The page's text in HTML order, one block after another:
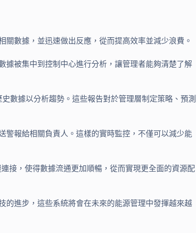
數據，並迅速做出反應，從而提高效率並減少浪費。
據被集中到控制中心進行分析，讓管理者能夠清楚了解
數據以分析趨勢。這些報告對於管理層制定策略、預測
警報給相關負責人。這樣的實時監控，不僅可以減少能
接，使得數據流通更加順暢，從而實現更全面的資源配
的進步，這些系統將會在未來的能源管理中發揮越來越